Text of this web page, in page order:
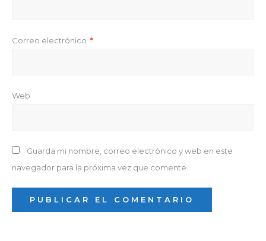
Correo electrónico *
Web
Guarda mi nombre, correo electrónico y web en este
navegador para la próxima vez que comente.